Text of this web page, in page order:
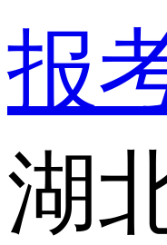
报
湖